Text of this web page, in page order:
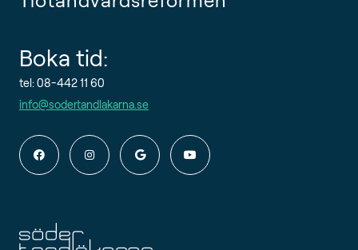
Boka tid:
tel: 08-442 11 60
info@sodertandlakarna.se